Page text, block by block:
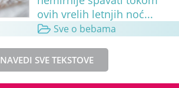
ovih vrelih letnjih noć...
Sve o bebama
NAVEDI SVE TEKSTOVE